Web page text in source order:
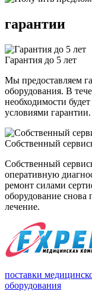
гарантии
Гарантия до 5 лет
Мы предоставляем
оборудования. В
необходимости
условиями гарантии.
Собственный
Собственный
оперативную
ремонт силами
оборудование снова
лечение.
поставки
оборудования